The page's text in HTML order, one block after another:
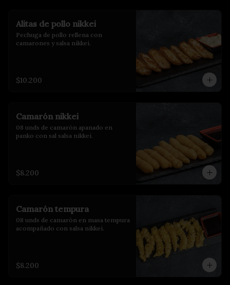
Alitas de pollo nikkei
Pechuga de pollo rellena con
camarones y salsa nikkei.
$10.200
Camarón nikkei
08 unds de camarón apanado en
panko con sal salsa nikkei.
$8.200
Camarón tempura
08 unds de camarón en masa tempura
acompañado con salsa nikkei.
$8.200